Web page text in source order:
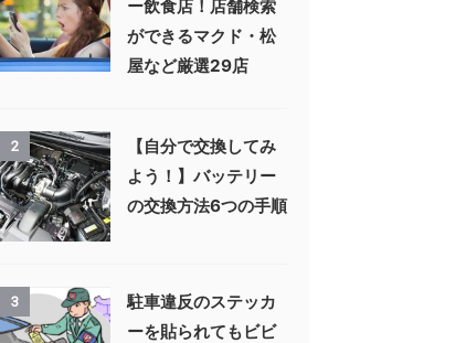
ー飲食店！店舗検索
ができるマクド・松
屋など厳選29店
2
【自分で交換してみ
よう！】バッテリー
の交換方法6つの手順
3
駐車違反のステッカ
ーを貼られてもビビ